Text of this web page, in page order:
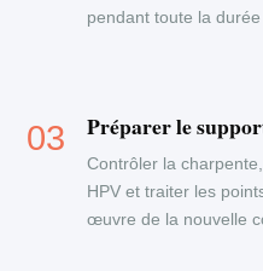
pendant toute la durée
Préparer le
Contrôler la
HPV et traiter les
œuvre de la nouvelle